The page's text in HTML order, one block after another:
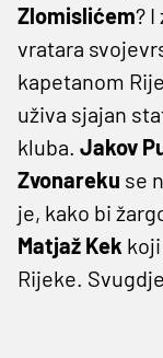
Zlomislićem?
vratara
kapetanom
uživa sjajan
kluba. Jakov
Zvonareku se
je, kako bi
Matjaž Kek
Rijeke.